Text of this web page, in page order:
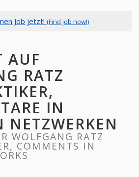
Job jetzt! (Find job now!)
AUF
RATZ
IN
NETZWERKEN
WOLFGANG RATZ
COMMENTS IN